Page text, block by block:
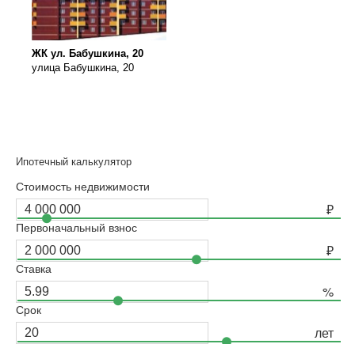
ЖК ул. Бабушкина, 20
улица Бабушкина, 20
Ипотечный калькулятор
Стоимость недвижимости
Первоначальный взнос
Ставка
Срок